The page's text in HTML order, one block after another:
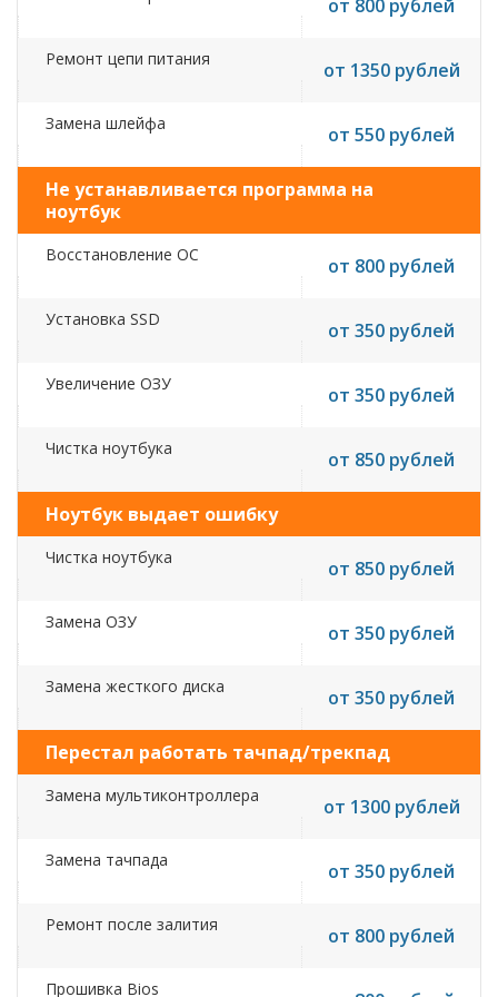
от 800 рублей
Ремонт цепи питания от 1350 рублей
Замена шлейфа от 550 рублей
Не устанавливается программа на
ноутбук
Восстановление ОС от 800 рублей
Установка SSD от 350 рублей
Увеличение ОЗУ от 350 рублей
Чистка ноутбука от 850 рублей
Ноутбук выдает ошибку
Чистка ноутбука от 850 рублей
Замена ОЗУ от 350 рублей
Замена жесткого диска от 350 рублей
Перестал работать тачпад/трекпад
Замена мультиконтроллера от 1300 рублей
Замена тачпада от 350 рублей
Ремонт после залития от 800 рублей
Прошивка Bios